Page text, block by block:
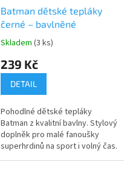
Batman dětské tepláky
černé – bavlněné
Průměrné
produktu
5
hvězdiček.
Skladem (3 ks)
239 Kč
DETAIL
Pohodlné dětské tepláky
Batman z kvalitní bavlny. Stylový
doplněk pro malé fanoušky
superhrdinů na sport i volný čas.
🦇 Více produktů s